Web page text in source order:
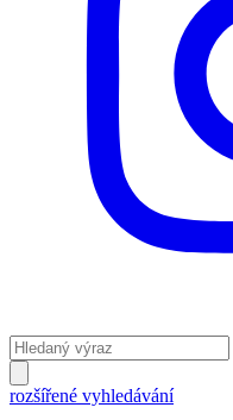
rozšířené vyhledávání